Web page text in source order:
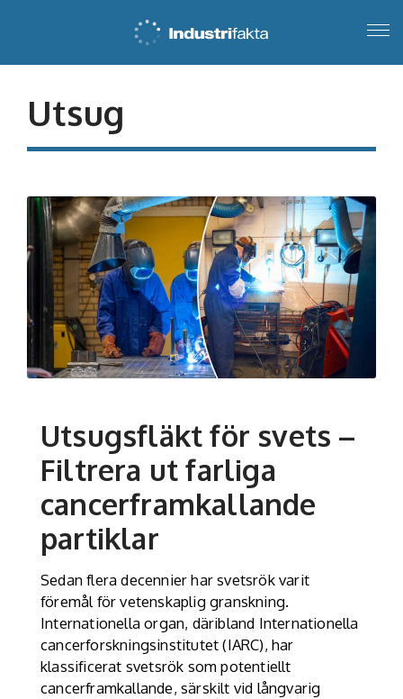
Utsug
Utsugsfläkt för svets –
Filtrera ut farliga
cancerframkallande
partiklar
Sedan flera decennier har svetsrök varit
föremål för vetenskaplig granskning.
Internationella organ, däribland Internationella
cancerforskningsinstitutet (IARC), har
klassificerat svetsrök som potentiellt
cancerframkallande, särskilt vid långvarig